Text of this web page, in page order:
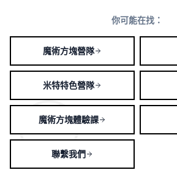
你可能在找：
魔術方塊營隊
米特特色營隊
魔術方塊體驗課
聯繫我們